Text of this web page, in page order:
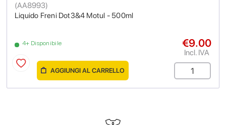
Liquido Freni Dot3&4 Motul - 500ml
(AA8993)
4+ Disponibile €9.00
Incl. IVA
AGGIUNGI AL CARRELLO